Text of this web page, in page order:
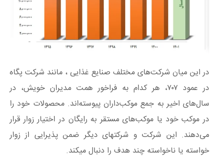
در این میان شرکت‌های مختلف صنایع غذایی ، مانند شرکت پگاه
در عمود ۷۰۷، هر کدام به فراخور همت مدیران خویش، در
سال‌های اخیر به جمع موکب‌داران پیوسته‌اند. محصولات خود را
در موکب خود یا موکب‌های مستقر به رایگان در اختیار زوار قرار
می‌دهند. این شرکت و شرکتهای دیگر ضمن پذیرایی از زوار
خواسته یا ناخواسته چند هدف را دنبال میکند.